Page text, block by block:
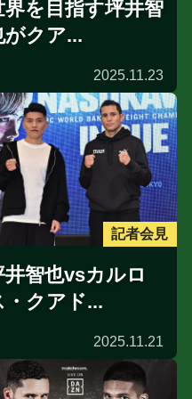
界を目指す坪井智
がクア...
2025.11.23
記者会見
井智也vsカルロ
・クアド...
2025.11.21